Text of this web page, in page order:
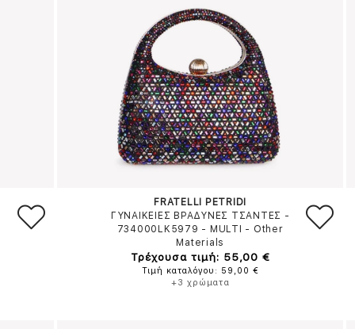
FRATELLI PETRIDI
ΓΥΝΑΙΚΕΙΕΣ ΒΡΑΔΥΝΕΣ ΤΣΑΝΤΕΣ -
734000LK5979 - MULTI - Other
Materials
Τρέχουσα τιμή: 55,00 €
Τιμή καταλόγου: 59,00 €
+3 χρώματα